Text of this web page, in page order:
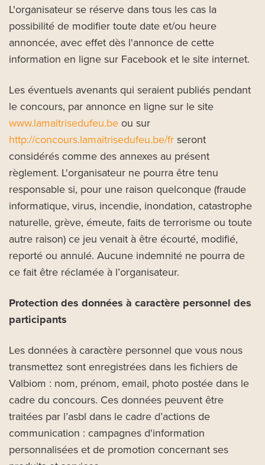
L'organisateur se réserve dans tous les cas la
possibilité de modifier toute date et/ou heure
annoncée, avec effet dès l'annonce de cette
information en ligne sur Facebook et le site internet.
Les éventuels avenants qui seraient publiés pendant
le concours, par annonce en ligne sur le site
www.lamaitrisedufeu.be ou sur
http://concours.lamaitrisedufeu.be/fr seront
considérés comme des annexes au présent
règlement. L'organisateur ne pourra être tenu
responsable si, pour une raison quelconque (fraude
informatique, virus, incendie, inondation, catastrophe
naturelle, grève, émeute, faits de terrorisme ou toute
autre raison) ce jeu venait à être écourté, modifié,
reporté ou annulé. Aucune indemnité ne pourra de
ce fait être réclamée à l’organisateur.
Protection des données à caractère personnel des
participants
Les données à caractère personnel que vous nous
transmettez sont enregistrées dans les fichiers de
Valbiom : nom, prénom, email, photo postée dans le
cadre du concours. Ces données peuvent être
traitées par l’asbl dans le cadre d’actions de
communication : campagnes d'information
personnalisées et de promotion concernant ses